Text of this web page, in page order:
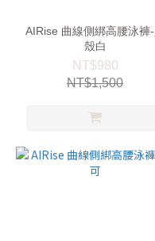
AIRise 曲線側綁高腰泳褲-
殼白
NT$980
NT$1,500